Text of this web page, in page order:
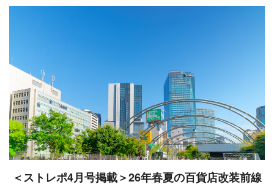
＜ストレポ4月号掲載＞26年春夏の百貨店改装前線